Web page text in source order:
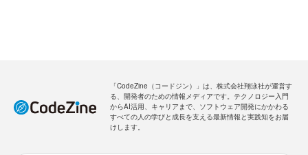
「CodeZine（コードジン）」は、株式会社翔泳社が運営す
る、開発者のための情報メディアです。テクノロジー入門
からAI活用、キャリアまで、ソフトウェア開発にかかわる
すべての人の学びと成長を支える最新情報と実践知をお届
けします。